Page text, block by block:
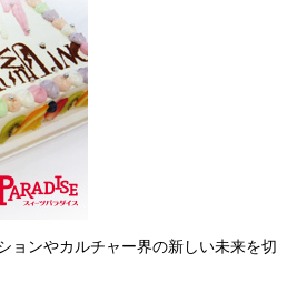
ョンやカルチャー界の新しい未来を切